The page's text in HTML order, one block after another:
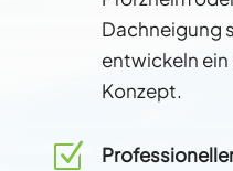
Dachneigung
entwickeln
Konzept.
Z